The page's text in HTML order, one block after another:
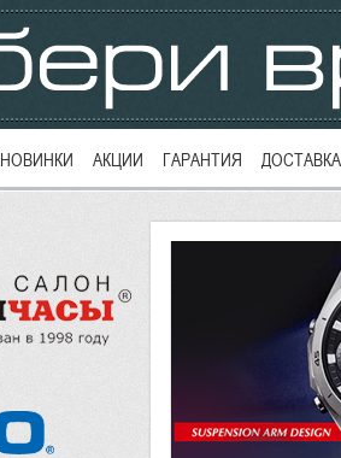
НОВИНКИ АКЦИИ ГАРАНТИЯ ДОСТАВКА